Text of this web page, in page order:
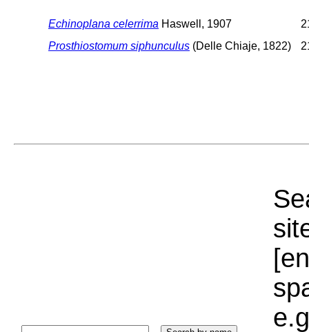
Echinoplana celerrima Haswell, 1907
Prosthiostomum siphunculus (Delle Chiaje, 1822)